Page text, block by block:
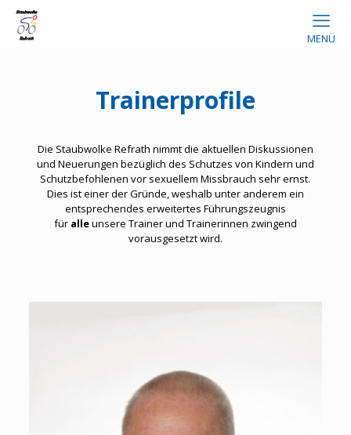
MENÜ
Trainerprofile
Die Staubwolke Refrath nimmt die aktuellen Diskussionen
und Neuerungen bezüglich des Schutzes von Kindern und
Schutzbefohlenen vor sexuellem Missbrauch sehr ernst.
Dies ist einer der Gründe, weshalb unter anderem ein
entsprechendes erweitertes Führungszeugnis
für alleunsere Trainer und Trainerinnen zwingend
vorausgesetzt wird.